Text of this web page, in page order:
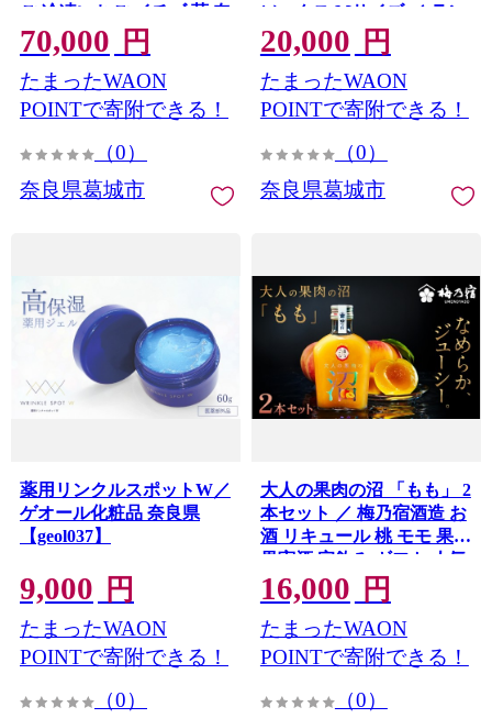
ご 冷凍いちご イチゴ 苺 奈
良 奈良県産いちご 葛城市
産直 高級 甘い 濃厚 あかい
フルーツ 限定 果物 旬 スイ
ーツ ギフト ふるさと納税
人気 ランキング 1位
【smlk033】
70,000 円
たまったWAON
POINTで寄附できる！
（0）
奈良県葛城市
ソックス Mサイズ ／ ラン
ネクスト ウォーキング ジ
ョギング 奈良県 葛城市
【next042】
20,000 円
たまったWAON
POINTで寄附できる！
（0）
奈良県葛城市
薬用リンクルスポットW／
ゲオール化粧品 奈良県
【geol037】
9,000 円
たまったWAON
POINTで寄附できる！
（0）
大人の果肉の沼 「もも」 2
本セット ／ 梅乃宿酒造 お
酒 リキュール 桃 モモ 果物
果実酒 宅飲み ギフト 人気
お祝い プレゼント 奈良県
葛城市【umyd068】
16,000 円
たまったWAON
POINTで寄附できる！
（0）